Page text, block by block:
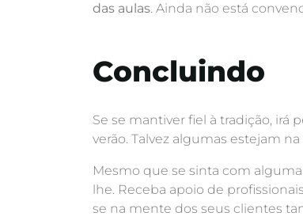
das aulas. Ainda não está
Concluindo
Se se mantiver fiel à tradição, irá
verão. Talvez algumas estejam
Mesmo que se sinta com
lhe. Receba apoio de
se na mente dos seus clientes